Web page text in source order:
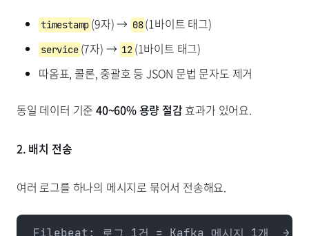
timestamp (9자) → 08(1바이트 태그)
service(7자) → 12(1바이트 태그)
따옴표, 콜론, 중괄호 등 JSON 문법 문자도 제거
동일 데이터 기준 40~60% 용량 절감효과가 있어요.
2. 배치 전송
여러 로그를 하나의 메시지로 묶어서 전송해요.
Filebeat: 로그 1건 = Kafka 메시지 1개  →